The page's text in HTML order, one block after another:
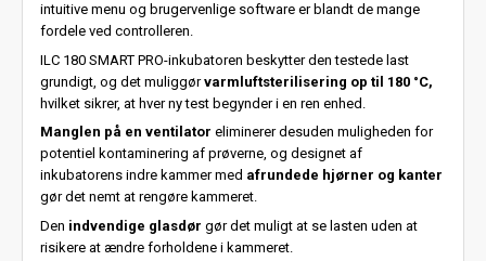
intuitive menu og brugervenlige software er blandt de mange
fordele ved controlleren.
ILC 180 SMART PRO-inkubatoren beskytter den testede last
grundigt, og det muliggørvarmluftsterilisering op til 180 °C,
hvilket sikrer, at hver ny test begynder i en ren enhed.
Manglen på en ventilator eliminerer desuden muligheden for
potentiel kontaminering af prøverne, og designet af
inkubatorens indre kammer med afrundede hjørner og kanter
gør det nemt at rengøre kammeret.
Den indvendige glasdør gør det muligt at se lasten uden at
risikere at ændre forholdene i kammeret.